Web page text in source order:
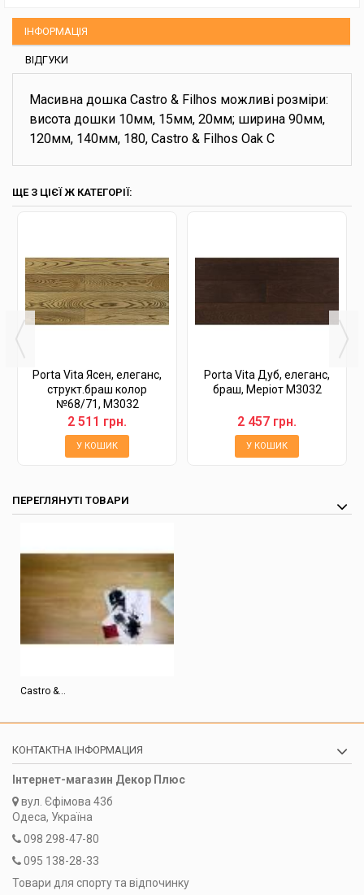
ІНФОРМАЦІЯ
ВІДГУКИ
Масивна дошка Castro & Filhos можливі розміри:
висота дошки 10мм, 15мм, 20мм; ширина 90мм,
120мм, 140мм, 180, Castro & Filhos Oak C
ЩЕ З ЦІЄЇ Ж КАТЕГОРІЇ:
Porta Vita Ясен, елеганс,
структ.браш колор
№68/71, М3032
2 511 грн.
У КОШИК
Porta Vita Дуб, елеганс,
браш, Меріот М3032
2 457 грн.
У КОШИК
ПЕРЕГЛЯНУТІ ТОВАРИ
Castro &...
КОНТАКТНА ІНФОРМАЦИЯ
Інтернет-магазин Декор Плюс
вул. Єфімова 43б
Одеса, Україна
098 298-47-80
095 138-28-33
Товари для спорту та відпочинку